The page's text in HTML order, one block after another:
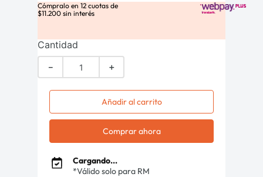
Cómpralo en 12 cuotas de
$11.200 sin interés
Cantidad
＋
－
Añadir al carrito
Comprar ahora
Cargando...
*Válido solo para RM